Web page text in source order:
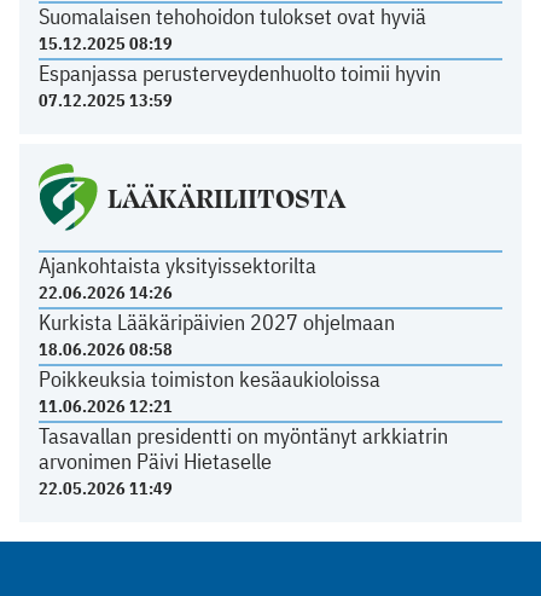
Suomalaisen tehohoidon tulokset ovat hyviä
15.12.2025 08:19
Espanjassa perusterveydenhuolto toimii hyvin
07.12.2025 13:59
LÄÄKÄRILIITOSTA
Ajankohtaista yksityissektorilta
22.06.2026 14:26
Kurkista Lääkäripäivien 2027 ohjelmaan
18.06.2026 08:58
Poikkeuksia toimiston kesäaukioloissa
11.06.2026 12:21
Tasavallan presidentti on myöntänyt arkkiatrin
arvonimen Päivi Hietaselle
22.05.2026 11:49